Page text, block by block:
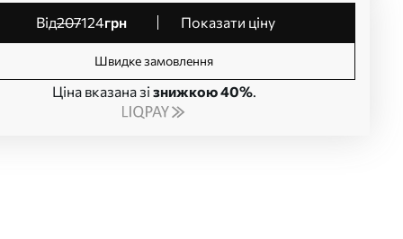
від207124грн Показати ціну
Швидке замовлення
Ціна вказана зі знижкою 40%.